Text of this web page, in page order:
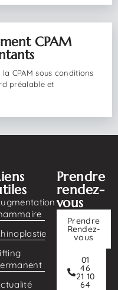
CPAM
CPAM sous conditions
préalable et
Prendre
rendez-
vous
Prendre
Rendez-
vous
01
46
21 10
64